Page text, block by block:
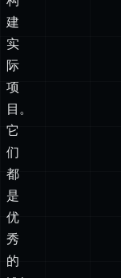
项
目。
它
们
都
是
优
秀
的
KV
存
储
系